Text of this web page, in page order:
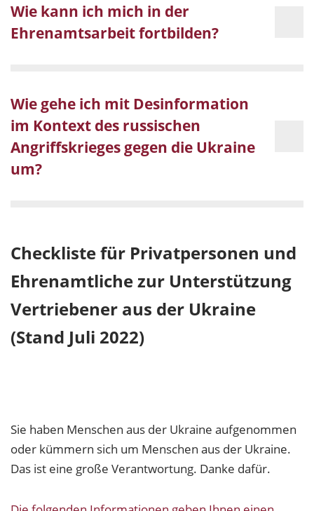
Wie kann ich mich in der
Ehrenamtsarbeit fortbilden?
Wie gehe ich mit Desinformation
im Kontext des russischen
Angriffskrieges gegen die Ukraine
um?
Checkliste für Privat­personen und
Ehrenamtliche zur Unter­stützung
Vertriebener aus der Ukraine
(Stand Juli 2022)
Sie haben Menschen aus der Ukraine aufgenommen
oder kümmern sich um Menschen aus der Ukraine.
Das ist eine große Verantwortung. Danke dafür.